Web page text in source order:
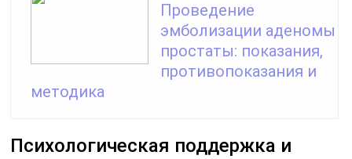
Проведение
эмболизации аденомы
простаты: показания,
противопоказания и
методика
Психологическая поддержка и